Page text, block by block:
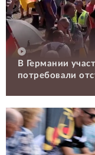
В Германии
потребовали